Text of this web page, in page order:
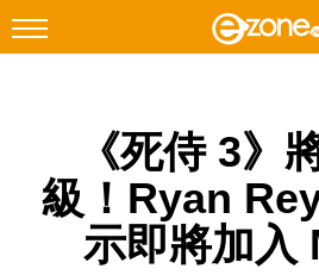
Facebook Instagram
科技焦點
網絡生活
《死侍 3》
級！Ryan
示即將加入